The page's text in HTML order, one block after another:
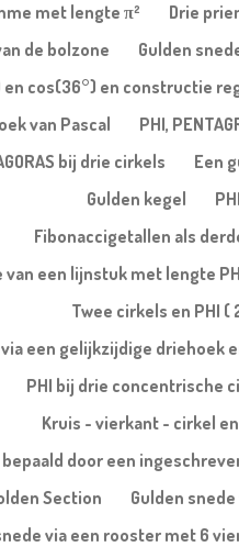
met lengte π²
Drie
de bolzone
Gulden
en cos(36°) en constructie
van Pascal
PHI,
bij drie cirkels
Een
Gulden kegel
Fibonaccigetallen als
een lijnstuk met lengte
Twee cirkels en PHI (
een gelijkzijdige driehoek
PHI bij drie concentrische
Kruis - vierkant - cirkel en
door een
Section
Gulden
via een rooster met 6